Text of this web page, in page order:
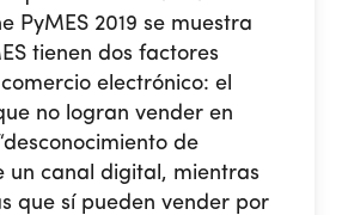
PyMES 2019 se muestra
tienen dos factores
electrónico: el
no logran vender en
de
un canal digital, mientras
que sí pueden vender por